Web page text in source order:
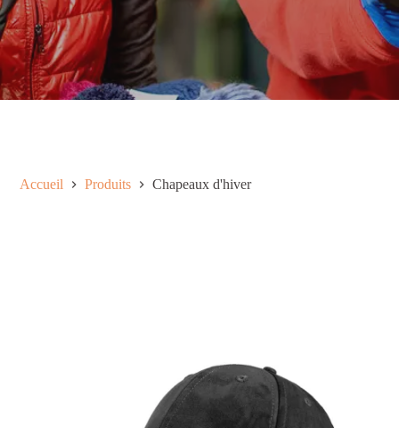
Accueil Produits Chapeaux d'hiver